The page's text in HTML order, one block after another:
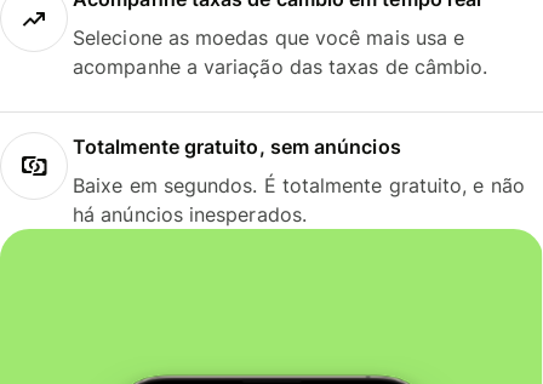
Selecione as moedas que você mais usa e
acompanhe a variação das taxas de câmbio.
Totalmente gratuito, sem anúncios
Baixe em segundos. É totalmente gratuito, e não
há anúncios inesperados.